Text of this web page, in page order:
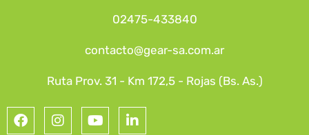
02475-433840
contacto@gear-sa.com.ar
Ruta Prov. 31 - Km 172,5 - Rojas (Bs. As.)